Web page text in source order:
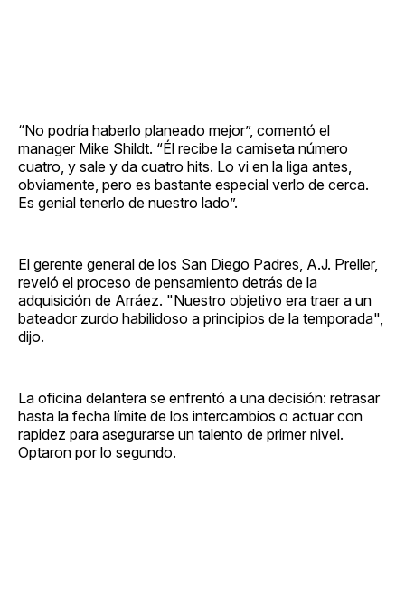
“No podría haberlo planeado mejor”, comentó el
manager Mike Shildt. “Él recibe la camiseta número
cuatro, y sale y da cuatro hits. Lo vi en la liga antes,
obviamente, pero es bastante especial verlo de cerca.
Es genial tenerlo de nuestro lado”.
El gerente general de los San Diego Padres, A.J. Preller,
reveló el proceso de pensamiento detrás de la
adquisición de Arráez. "Nuestro objetivo era traer a un
bateador zurdo habilidoso a principios de la temporada",
dijo.
La oficina delantera se enfrentó a una decisión: retrasar
hasta la fecha límite de los intercambios o actuar con
rapidez para asegurarse un talento de primer nivel.
Optaron por lo segundo.